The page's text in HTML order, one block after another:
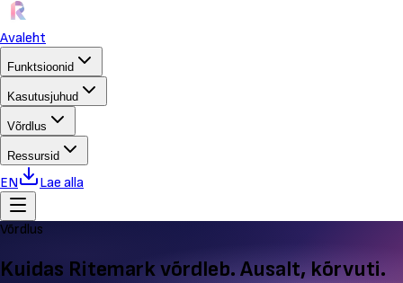
Avaleht
Funktsioonid
Kasutusjuhud
Võrdlus
Ressursid
EN Lae alla
Võrdlus
Kuidas Ritemark võrdleb. Ausalt, kõrvuti.